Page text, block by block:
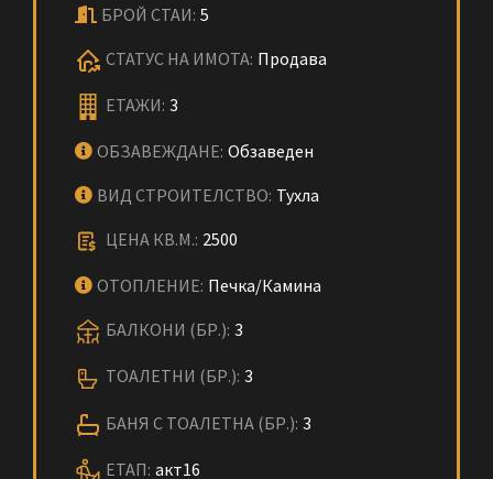
БРОЙ СТАИ: 5
СТАТУС НА ИМОТА: Продава
ЕТАЖИ: 3
ОБЗАВЕЖДАНЕ: Обзаведен
ВИД СТРОИТЕЛСТВО: Тухла
ЦЕНА КВ.М.: 2500
ОТОПЛЕНИЕ: Печка/Камина
БАЛКОНИ (БР.): 3
ТОАЛЕТНИ (БР.): 3
БАНЯ С ТОАЛЕТНА (БР.): 3
ЕТАП: акт16